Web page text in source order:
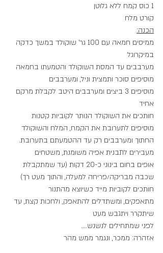
1 כוס קמח ללא גלוטן
קורט מלח
הכנה:
ממיסים חמאה עם 100 גר' שוקולד במשך כדקה
במיקרוגל
מערבבים עד המסת השוקולד והטמעתו בחמאה
מוסיפים סוכר ותמצית וניל, ומערבבים
מוסיפים 3 ביצים ומערבבים היטב לקבלת מרקם
אחיד
חותכים את השוקולד הנותר לקוביות קטנות
מוסיפים לתערובת את הקמח, המלח והשוקולד
החתוך ומערבבים רק עד ההטמעתם בתערובת.
מעבירים לתבנית אפיה משומנת, משטחים
אופים בחום בינוני כ-20 דקות (עד שמתקבלת
שכבה מבריקה/פריחה למעלה, והתוך מעט רך)
חותכים לקוביות מייד כשיוצא מהתנור
מתאפקים, ומשתדלים להתאפק, ולחכות קצת, עד
שיתקרר ויתגבש מעט
לפני שמתחילים לנשנש....
אזהרה: ממכר, ונגמר ממש מהר